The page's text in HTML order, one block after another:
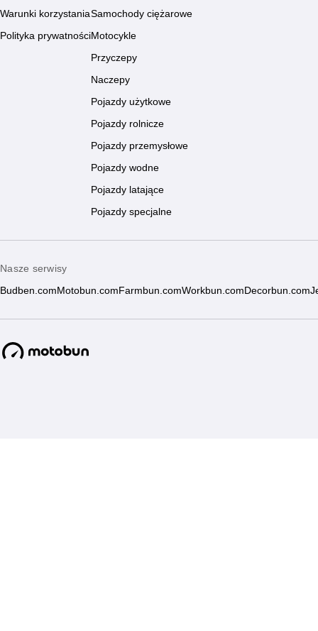
Warunki korzystania
Polityka prywatności
Samochody ciężarowe
Motocykle
Przyczepy
Naczepy
Pojazdy użytkowe
Pojazdy rolnicze
Pojazdy przemysłowe
Pojazdy wodne
Pojazdy latające
Pojazdy specjalne
Nasze serwisy
Budben.com Motobun.com Farmbun.comWorkbun.com Decorbun.com